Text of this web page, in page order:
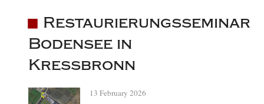
Restaurierungsseminar
Bodensee in
Kressbronn
13 February 2026